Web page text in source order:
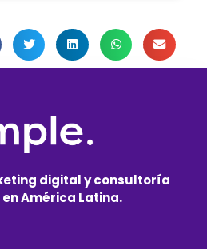
digital y consultoría
América Latina.